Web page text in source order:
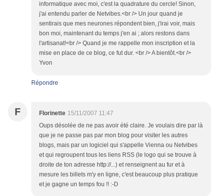
informatique avec moi, c'est la quadrature du cercle! Sinon,
j'ai entendu parler de Netvibes.<br /> Un jour quand je
sentirais que mes neurones répondent bien, j'irai voir, mais
bon moi, maintenant du temps j'en ai ; alors restons dans
l'artisanat!<br /> Quand je me rappelle mon inscription et la
mise en place de ce blog, ce fut dur. <br /> A bientôt.<br />
Yvon
Répondre
F Florinette 15/11/2007 11:47
Oups désolée de ne pas avoir été claire. Je voulais dire par là
que je ne passe pas par mon blog pour visiter les autres
blogs, mais par un logiciel qui s'appelle Vienna ou Netvibes
et qui regroupent tous les liens RSS (le logo qui se trouve à
droite de ton adresse http://...) et renseignent au fur et à
mesure les billets m'y en ligne, c'est beaucoup plus pratique
et je gagne un temps fou !! :-D